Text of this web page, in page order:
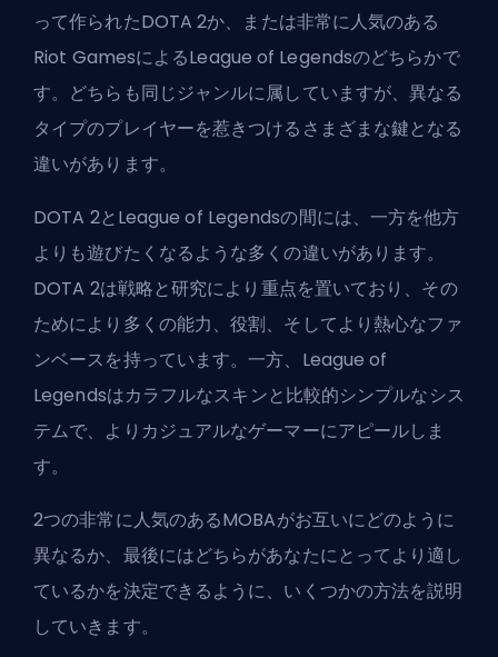
って作られたDOTA 2か、または非常に人気のある
Riot GamesによるLeague of Legendsのどちらかで
す。どちらも同じジャンルに属していますが、異なる
タイプのプレイヤーを惹きつけるさまざまな鍵となる
違いがあります。
DOTA 2とLeague of Legendsの間には、一方を他方
よりも遊びたくなるような多くの違いがあります。
DOTA 2は戦略と研究により重点を置いており、その
ためにより多くの能力、役割、そしてより熱心なファ
ンベースを持っています。一方、League of
Legendsはカラフルなスキンと比較的シンプルなシス
テムで、よりカジュアルなゲーマーにアピールしま
す。
2つの非常に人気のあるMOBAがお互いにどのように
異なるか、最後にはどちらがあなたにとってより適し
ているかを決定できるように、いくつかの方法を説明
していきます。